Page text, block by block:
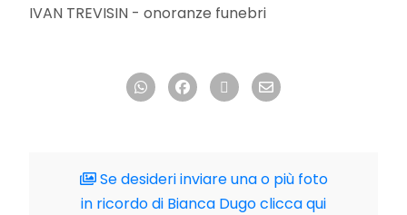
IVAN TREVISIN - onoranze funebri
Se desideri inviare una o più foto
in ricordo di Bianca Dugo clicca qui